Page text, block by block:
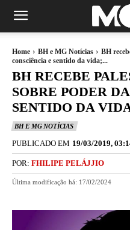
Home BH e MG Notícias
BH
consciência e sentido da vida;...
BH RECEBE
SOBRE PODER
SENTIDO DA
BH E MG NOTÍCIAS
PUBLICADO EM 19/03/2019,
POR: FHILIPE PELÁJJIO
Última modificação há: 17/02/2024